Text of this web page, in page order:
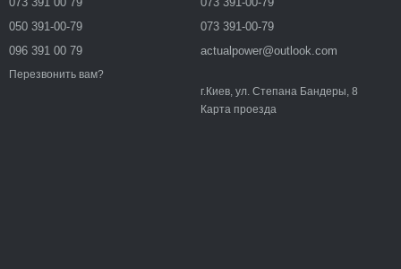
050 391-00-79
096 391 00 79
Перезвонить вам?
073 391-00-79
actualpower@outlook.com
г.Киев, ул. Степана Бандеры, 8
Карта проезда